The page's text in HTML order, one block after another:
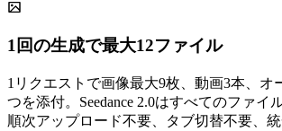
1回の生成で最大12ファイル
1リクエストで画像最大9枚、動画3本、オ
つを添付。Seedance 2.0はすべてのファ
順次アップロード不要、タブ切替不要、